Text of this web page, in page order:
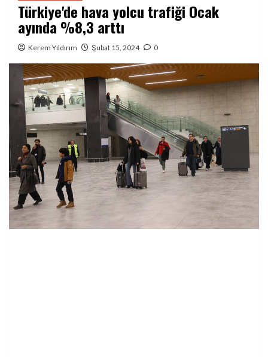
Türkiye'de hava yolcu trafiği Ocak
ayında %8,3 arttı
Kerem Yıldırım Şubat 15, 2024 0